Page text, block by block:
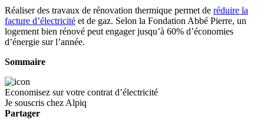
Réaliser des travaux de rénovation thermique permet de réduire la
facture d’électricité et de gaz. Selon la Fondation Abbé Pierre, un
logement bien rénové peut engager jusqu’à 60% d’économies
d’énergie sur l’année.
Sommaire
Economisez sur votre contrat d’électricité
Je souscris chez Alpiq
Partager